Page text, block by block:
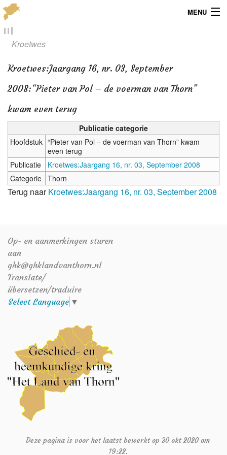
MENU
Menu
Locaties
Verenigingsinfo
Kroetwes
Kroetwes:Jaargang 16, nr. 03, September
2008:“Pieter van Pol – de voerman van Thorn”
kwam even terug
Publicatie categorie
Hoofdstuk “Pieter van Pol – de voerman van Thorn” kwam
even terug
Publicatie
Kroetwes:Jaargang 16, nr. 03, September 2008
Categorie
Thorn
Terug naarKroetwes:Jaargang 16, nr. 03, September 2008
Op- en aanmerkingen sturen
aan
ghk@ghklandvanthorn.nl
Translate/
übersetzen/traduire
Select Language ▼
Deze pagina is voor het laatst bewerkt op 30 okt 2020 om
19:22.